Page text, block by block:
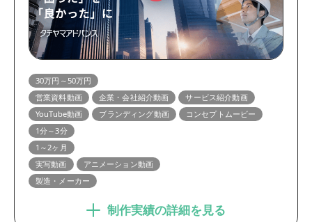
縦型動画・ショート動画
動画広告・SNS広告動画
展示会・サイネージ動画
営業資料動画
教育・研修動画
リクルート・採用動画
マニュアル・HowTo動画
ホームページ掲載動画
サービス紹介動画
商品紹介動画
YouTube動画
ブランディング動画
英語・多言語動画
コンセプトムービー
インタビュー動画
ショートドラマ
30万円～50万円
営業資料動画
企業・会社紹介動画
サービス紹介動画
YouTube動画
ブランディング動画
コンセプトムービー
1分～3分
1～2ヶ月
実写動画
アニメーション動画
製造・メーカー
制作実績の詳細を見る